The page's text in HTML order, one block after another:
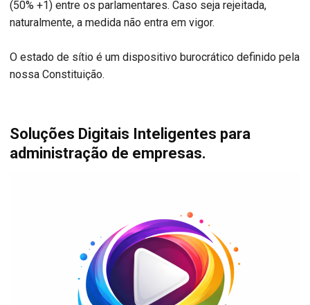
(50% +1) entre os parlamentares. Caso seja rejeitada,
naturalmente, a medida não entra em vigor.
O estado de sítio é um dispositivo burocrático definido pela
nossa Constituição.
Soluções Digitais Inteligentes para
administração de empresas.